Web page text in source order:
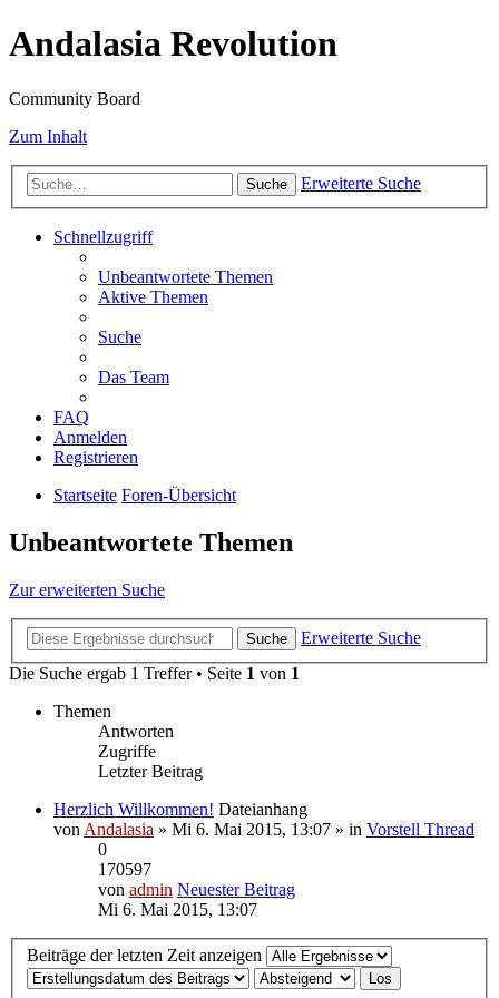
Andalasia Revolution
Community Board
Zum Inhalt
Suche Erweiterte Suche
Schnellzugriff
Unbeantwortete Themen
Aktive Themen
Suche
Das Team
FAQ
Anmelden
Registrieren
Startseite Foren-Übersicht
Unbeantwortete Themen
Zur erweiterten Suche
Suche
Erweiterte Suche
Die Suche ergab 1 Treffer • Seite 1 von 1
Themen
Antworten
Zugriffe
Letzter Beitrag
Herzlich Willkommen! Dateianhang
von Andalasia » Mi 6. Mai 2015, 13:07 » in Vorstell Thread
0
170597
von admin Neuester Beitrag
Mi 6. Mai 2015, 13:07
Beiträge der letzten Zeit anzeigen